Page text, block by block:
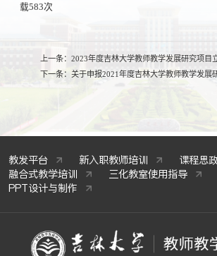
载583次
上一条： 2023年度吉林大学教师教学发展研究项目
下一条： 关于申报2021年度吉林大学教师教学发展
教发平台 新入职教师培训
课程思
融合式教学培训
三化教室使用指导
PPT设计与制作